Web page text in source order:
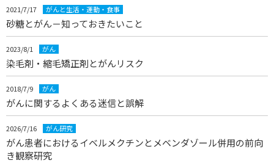
2021/7/17 がんと生活・運動・食事
砂糖とがん－知っておきたいこと
2023/8/1 がん
染毛剤・縮毛矯正剤とがんリスク
2018/7/9 がん
がんに関するよくある迷信と誤解
2026/7/16 がん研究
がん患者におけるイベルメクチンとメベンダゾール併用の前向
き観察研究